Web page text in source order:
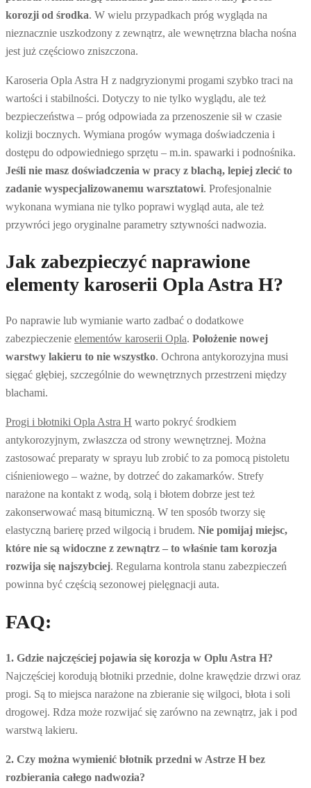
korozji od środka. W wielu przypadkach próg wygląda na
nieznacznie uszkodzony z zewnątrz, ale wewnętrzna blacha nośna
jest już częściowo zniszczona.
Karoseria Opla Astra H z nadgryzionymi progami szybko traci na
wartości i stabilności. Dotyczy to nie tylko wyglądu, ale też
bezpieczeństwa – próg odpowiada za przenoszenie sił w czasie
kolizji bocznych. Wymiana progów wymaga doświadczenia i
dostępu do odpowiedniego sprzętu – m.in. spawarki i podnośnika.
Jeśli nie masz doświadczenia w pracy z blachą, lepiej zlecić to
zadanie wyspecjalizowanemu warsztatowi. Profesjonalnie
wykonana wymiana nie tylko poprawi wygląd auta, ale też
przywróci jego oryginalne parametry sztywności nadwozia.
Jak zabezpieczyć naprawione
elementy karoserii Opla Astra H?
Po naprawie lub wymianie warto zadbać o dodatkowe
zabezpieczenie elementów karoserii Opla. Położenie nowej
warstwy lakieru to nie wszystko. Ochrona antykorozyjna musi
sięgać głębiej, szczególnie do wewnętrznych przestrzeni między
blachami.
Progi i błotniki Opla Astra H warto pokryć środkiem
antykorozyjnym, zwłaszcza od strony wewnętrznej. Można
zastosować preparaty w sprayu lub zrobić to za pomocą pistoletu
ciśnieniowego – ważne, by dotrzeć do zakamarków. Strefy
narażone na kontakt z wodą, solą i błotem dobrze jest też
zakonserwować masą bitumiczną. W ten sposób tworzy się
elastyczną barierę przed wilgocią i brudem. Nie pomijaj miejsc,
które nie są widoczne z zewnątrz – to właśnie tam korozja
rozwija się najszybciej. Regularna kontrola stanu zabezpieczeń
powinna być częścią sezonowej pielęgnacji auta.
FAQ:
1. Gdzie najczęściej pojawia się korozja w Oplu Astra H?
Najczęściej korodują błotniki przednie, dolne krawędzie drzwi oraz
progi. Są to miejsca narażone na zbieranie się wilgoci, błota i soli
drogowej. Rdza może rozwijać się zarówno na zewnątrz, jak i pod
warstwą lakieru.
2. Czy można wymienić błotnik przedni w Astrze H bez
rozbierania całego nadwozia?